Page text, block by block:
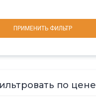
ПРИМЕНИТЬ ФИЛЬТР
по цене